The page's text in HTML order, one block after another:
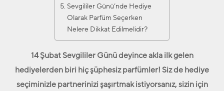
Sevgililer Günü’nde Hediye
Olarak Parfüm Seçerken
Nelere Dikkat Edilmelidir?
14 Şubat Sevgililer Günü deyince akla ilk gelen
hediyelerden biri hiç şüphesiz parfümler! Siz de hediye
seçiminizle partnerinizi şaşırtmak istiyorsanız, sizin için